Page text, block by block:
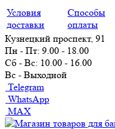
Условия
доставки
Способы
оплаты
Кузнецкий проспект, 91
Пн - Пт: 9.00 - 18.00
Сб - Вс: 10.00 - 16.00
Вс - Выходной
Telegram
WhatsApp
MAX